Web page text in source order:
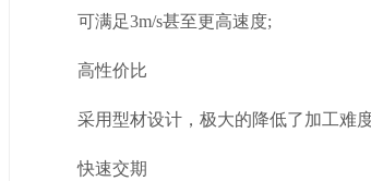
可满足3m/s甚至更高速度;
高性价比
采用型材设计，极大的降低了加工难度
快速交期